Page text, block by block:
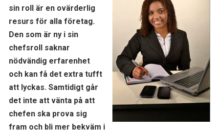
sin roll är en ovärderlig
resurs för alla företag.
Den som är ny i sin
chefsroll saknar
nödvändig erfarenhet
och kan få det extra tufft
att lyckas. Samtidigt går
det inte att vänta på att
chefen ska prova sig
fram och bli mer bekväm i